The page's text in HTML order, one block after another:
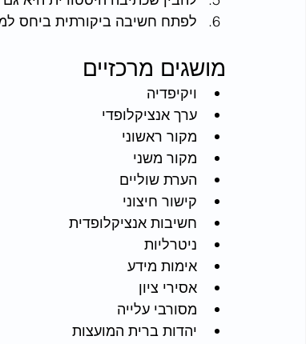
לפתח חשיבה ביקורתית ביחס
מושגים מרכזיים
ויקיפדיה
ערך אנציקלופדי
מקור ראשוני
מקור משני
הערת שוליים
קישור חיצוני
חשיבות אנציקלופדית
ניטרליות
אימות מידע
אסירי ציון
מסורבי עלייה
יהדות ברית המועצות